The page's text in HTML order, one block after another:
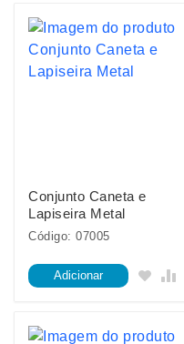
Conjunto Caneta e
Lapiseira Metal
Código: 07005
Adicionar